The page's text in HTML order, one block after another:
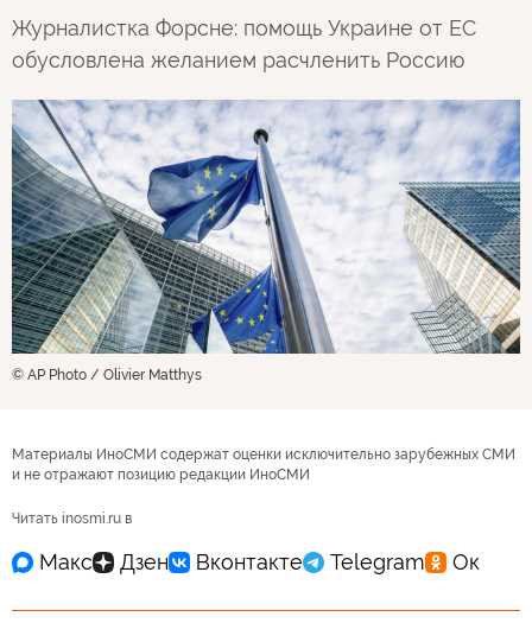
Журналистка Форсне: помощь Украине от ЕС
обусловлена желанием расчленить Россию
© AP Photo / Olivier Matthys
Материалы ИноСМИ содержат оценки исключительно зарубежных СМИ
и не отражают позицию редакции ИноСМИ
Читать inosmi.ru в